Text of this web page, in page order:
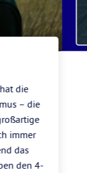
die
– die
immer
das
den 4-